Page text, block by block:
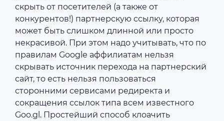
скрыть от посетителей (а также от
конкурентов!) партнерскую ссылку, которая
может быть слишком длинной или просто
некрасивой. При этом надо учитывать, что по
правилам Google аффилиатам нельзя
скрывать источник перехода на партнерский
сайт, то есть нельзя пользоваться
сторонними сервисами редиректа и
сокращения ссылок типа всем известного
Goo.gl. Простейший способ клоачить